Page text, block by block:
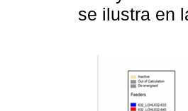
se ilustra en